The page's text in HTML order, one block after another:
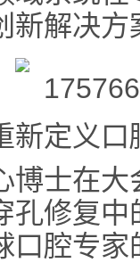
新解决方
新定义
士在大
孔修复
口腔专